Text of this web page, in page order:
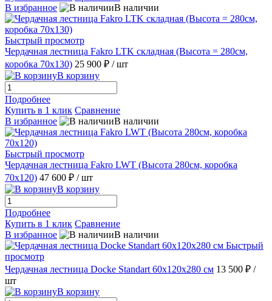
В избранное
В наличии
Быстрый просмотр
Чердачная лестница Fakro LTK складная (Высота = 280см,
коробка 70х130) 25 900 ₽ / шт
В корзину
Подробнее
Купить в 1 клик Сравнение
В избранное
В наличии
Быстрый просмотр
Чердачная лестница Fakro LWT (Высота 280см, коробка
70х120) 47 600 ₽ / шт
В корзину
Подробнее
Купить в 1 клик Сравнение
В избранное
В наличии
Быстрый
просмотр
Чердачная лестница Docke Standart 60х120х280 см 13 500 ₽ /
шт
В корзину